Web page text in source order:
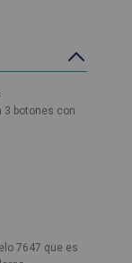
3 botones con
7647 que es